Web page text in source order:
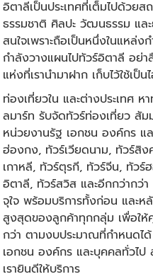
อิตาลีเป็นประเทศที่เต็มไปด้วย
ธรรมชาติ ศิลปะ วัฒนธรรม แล
สนใจเพราะถือเป็นหนึ่งในแหล่ง
กำลังวางแผนไปทัวร์อิตาลี อย่
แห่งที่เรานำมาฝาก เก็บไว้ใช้เป็
ท่องเที่ยวใน และต่างประเทศ
ลมาร์ท รับจัดทัวร์ท่องเที่ยว สัม
หน่วยงานรัฐ เอกชน องค์กร แ
ฮ่องกง, ทัวร์เวียดนาม, ทัวร์สิ
เกาหลี, ทัวร์ตุรกี, ทัวร์จีน, ทัวร์
อิตาลี, ทัวร์สวิส และอีกกว่ากว่
จุใจ พร้อมบริการทั้งก่อน และห
สูงสุดของลูกค้าทุกกลุ่ม เพื่อให้
กว่า ตามงบประมาณที่กำหนดไ
เอกชน องค์กร และบุคคลทั่วไป
เรายินดีให้บริการ